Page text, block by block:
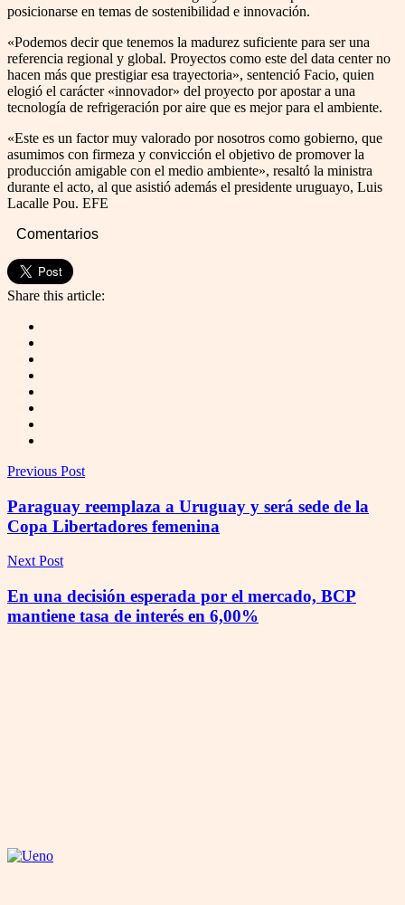
posicionarse en temas de sostenibilidad e innovación.
«Podemos decir que tenemos la madurez suficiente para ser una
referencia regional y global. Proyectos como este del data center no
hacen más que prestigiar esa trayectoria», sentenció Facio, quien
elogió el carácter «innovador» del proyecto por apostar a una
tecnología de refrigeración por aire que es mejor para el ambiente.
«Este es un factor muy valorado por nosotros como gobierno, que
asumimos con firmeza y convicción el objetivo de promover la
producción amigable con el medio ambiente», resaltó la ministra
durante el acto, al que asistió además el presidente uruguayo, Luis
Lacalle Pou. EFE
Comentarios
Share this article:
Previous Post
Paraguay reemplaza a Uruguay y será sede de la
Copa Libertadores femenina
Next Post
En una decisión esperada por el mercado, BCP
mantiene tasa de interés en 6,00%